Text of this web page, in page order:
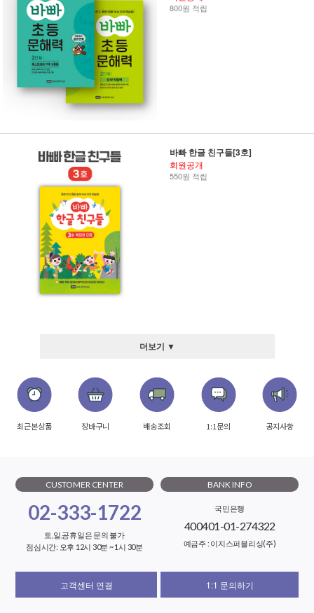
800원 적립
바빠 한글 친구들[3호]
회원공개
550원 적립
더보기 ▼
최근본상품 장바구니 배송조회 1:1문의 공지사항
CUSTOMER CENTER
02-333-1722
토,일,공휴일은 문의 불가
점심시간: 오후 12시 30분 ~ 1시 30분
BANK INFO
국민은행
400401-01-274322
예금주 : 이지스퍼블리싱(주)
고객센터 연결 1:1 문의하기